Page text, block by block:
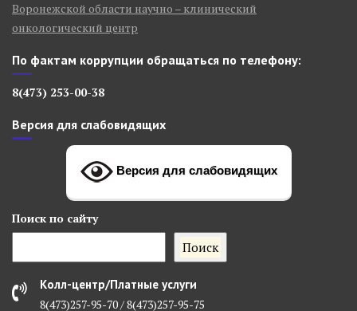
Воронежской области научно – клинический
онкологический центр
По фактам коррупции обращаться по телефону:
8(473) 253-00-38
Версия для слабовидящих
Версия для слабовидящих
Поиск по сайту
Поиск
Колл-центр/Платные услуги
8(473)257-95-70 / 8(473)257-95-75